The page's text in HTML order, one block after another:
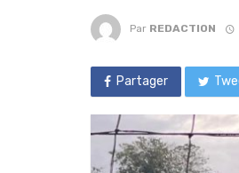
Par REDACTION
Partager